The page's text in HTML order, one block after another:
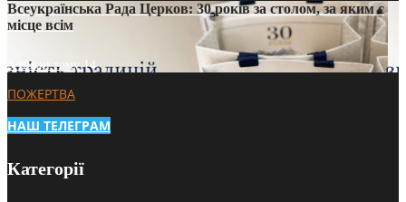
Всеукраїнська Рада Церков: 30 років за столом, за яким є
місце всім
3 тижні тому14
ПОЖЕРТВА
НАШ ТЕЛЕГРАМ
Категорії